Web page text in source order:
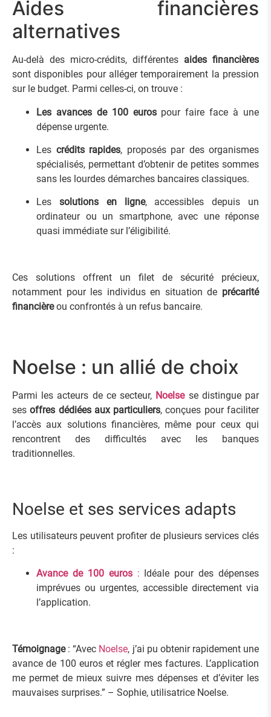
Aides financières
alternatives
Au-delà des micro-crédits, différentes aides financières
sont disponibles pour alléger temporairement la pression
sur le budget. Parmi celles-ci, on trouve :
Les avances de 100 eurospour faire face à une
dépense urgente.
Les crédits rapides, proposés par des organismes
spécialisés, permettant d’obtenir de petites sommes
sans les lourdes démarches bancaires classiques.
Les solutions en ligne, accessibles depuis un
ordinateur ou un smartphone, avec une réponse
quasi immédiate sur l’éligibilité.
Ces solutions offrent un filet de sécurité précieux,
notamment pour les individus en situation de précarité
financièreou confrontés à un refus bancaire.
Noelse : un allié de choix
Parmi les acteurs de ce secteur, Noelsese distingue par
sesoffres dédiées aux particuliers, conçues pour faciliter
l’accès aux solutions financières, même pour ceux qui
rencontrent des difficultés avec les banques
traditionnelles.
Noelse et ses services adapts
Les utilisateurs peuvent profiter de plusieurs services clés
:
Avance de 100 euros: Idéale pour des dépenses
imprévues ou urgentes, accessible directement via
l’application.
Témoignage: “Avec Noelse, j’ai pu obtenir rapidement une
avance de 100 euros et régler mes factures. L’application
me permet de mieux suivre mes dépenses et d’éviter les
mauvaises surprises.” – Sophie, utilisatrice Noelse.